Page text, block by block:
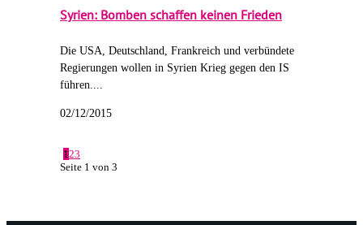
Syrien: Bomben schaffen keinen Frieden
Die USA, Deutschland, Frankreich und verbündete
Regierungen wollen in Syrien Krieg gegen den IS
führen....
02/12/2015
1 23
Seite 1 von 3